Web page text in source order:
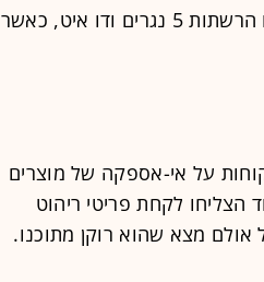
לאחרונה עבר ענף הריהוט טלטלה, ובין היתר נסגרו הרשתות 5 נגרים ודו איט, כאשר
על אי-אספקה של מוצרים
הצליחו לקחת פריטי ריהוט
מצא שהוא רוקן מתוכנו.